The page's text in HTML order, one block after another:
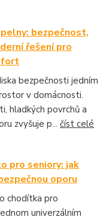
bezpečnost,
řešení pro
bezpečnosti jedním
v domácnosti.
hladkých povrchů a
zvyšuje p... číst celé
pro seniory: jak
oporu
chodítka pro
univerzálním